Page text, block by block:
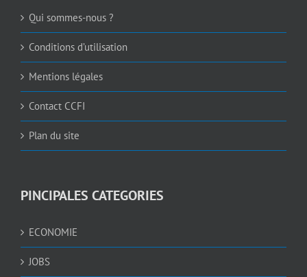
Qui sommes-nous ?
Conditions d’utilisation
Mentions légales
Contact CCFI
Plan du site
PINCIPALES CATEGORIES
ECONOMIE
JOBS